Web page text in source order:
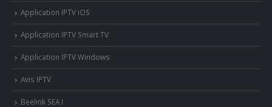
Application IPTV iOS
Application IPTV Smart TV
Application IPTV Windows
Avis IPTV
Beelink SEA I